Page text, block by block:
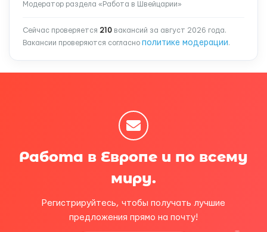
Модератор раздела «Работа в Швейцарии»
Сейчас проверяется 210 вакансий за август 2026 года.
Вакансии проверяются согласно политике модерации.
Работа в Европе и по всему
миру.
Регистрируйтесь, чтобы получать лучшие
предложения прямо на почту!